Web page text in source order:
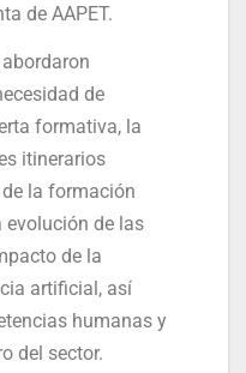
de AAPET.
de
formativa, la
itinerarios
la formación
evolución de las
de la
artificial, así
humanas y
del sector.